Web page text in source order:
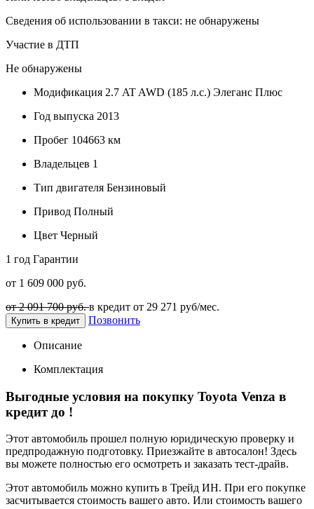
Сведения об использовании в такси: не обнаружены
Участие в ДТП
Не обнаружены
Модификация 2.7 AT AWD (185 л.с.) Элеганс Плюс
Год выпуска 2013
Пробег 104663 км
Владельцев 1
Тип двигателя Бензиновый
Привод Полный
Цвет Черный
1 год Гарантии
от 1 609 000 руб.
от 2 091 700 руб.в кредит от 29 271 руб/мес.
Купить в кредит Позвонить
Описание
Комплектация
Выгодные условия на покупку Toyota Venza в
кредит до !
Этот автомобиль прошел полную юридическую проверку и
предпродажную подготовку. Приезжайте в автосалон! Здесь
вы можете полностью его осмотреть и заказать тест-драйв.
Этот автомобиль можно купить в Трейд ИН. При его покупке
засчитывается стоимость вашего авто. Или стоимость вашего